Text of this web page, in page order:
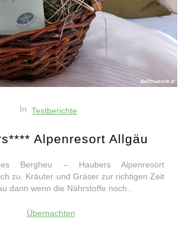
In Testberichte
Alpenresort Allgäu
Bergheu – Haubers Alpenresort
zu. Kräuter und Gräser zur richtigen Zeit
dann wenn die Nährstoffe noch...
Übernachten